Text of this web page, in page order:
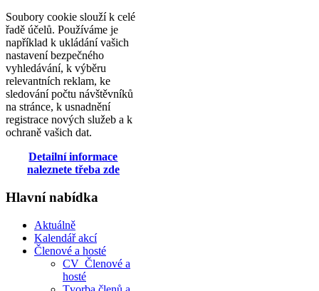
Soubory cookie slouží k celé
řadě účelů. Používáme je
například k ukládání vašich
nastavení bezpečného
vyhledávání, k výběru
relevantních reklam, ke
sledování počtu návštěvníků
na stránce, k usnadnění
registrace nových služeb a k
ochraně vašich dat.
Detailní informace
naleznete třeba zde
Hlavní nabídka
Aktuálně
Kalendář akcí
Členové a hosté
CV_Členové a
hosté